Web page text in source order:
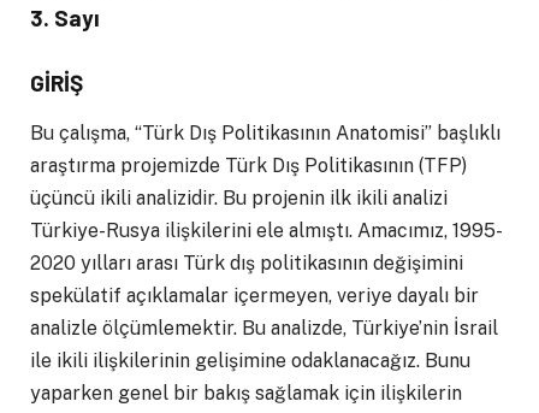
3. Sayı
GİRİŞ
Bu çalışma, “Türk Dış Politikasının Anatomisi” başlıklı
araştırma projemizde Türk Dış Politikasının (TFP)
üçüncü ikili analizidir. Bu projenin ilk ikili analizi
Türkiye-Rusya ilişkilerini ele almıştı. Amacımız, 1995-
2020 yılları arası Türk dış politikasının değişimini
spekülatif açıklamalar içermeyen, veriye dayalı bir
analizle ölçümlemektir. Bu analizde, Türkiye’nin İsrail
ile ikili ilişkilerinin gelişimine odaklanacağız. Bunu
yaparken genel bir bakış sağlamak için ilişkilerin